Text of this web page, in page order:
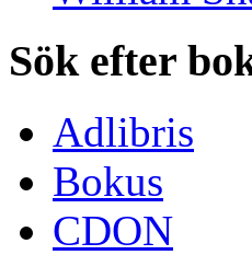
Sök efter
Adlibris
Bokus
CDON